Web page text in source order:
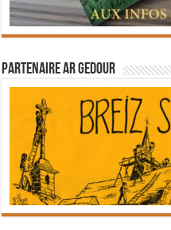
Partenaire Ar Gedour